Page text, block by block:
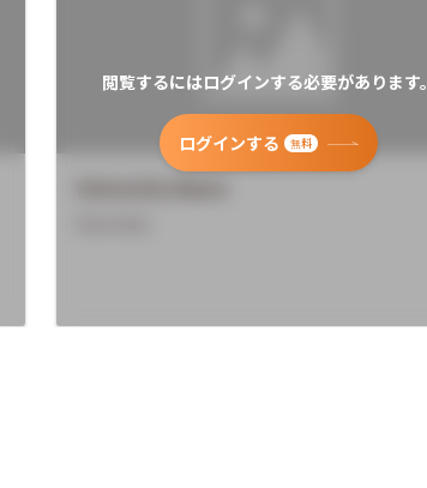
閲覧するにはログインする必要があります。
ログインする 無料